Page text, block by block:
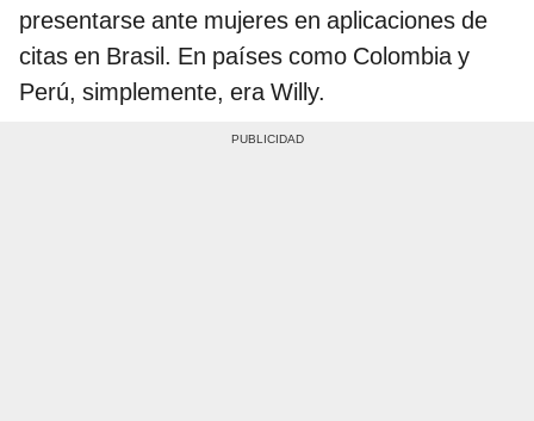
presentarse ante mujeres en aplicaciones de
citas en Brasil. En países como Colombia y
Perú, simplemente, era Willy.